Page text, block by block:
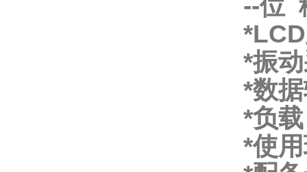
--位
*振
*数
*负
*使